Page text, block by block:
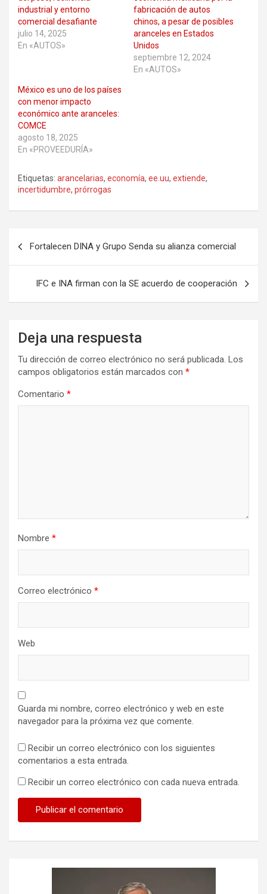
industrial y entorno
comercial desafiante
julio 14, 2025
En «AUTOS»
fabricación de autos
chinos, a pesar de posibles
aranceles en Estados
Unidos
septiembre 12, 2024
En «AUTOS»
México es uno de los países
con menor impacto
económico ante aranceles:
COMCE
agosto 18, 2025
En «PROVEEDURÍA»
Etiquetas: arancelarias, economía, ee.uu, extiende,
incertidumbre, prórrogas
entradas
Fortalecen DINA y Grupo Senda su alianza comercial
IFC e INA firman con la SE acuerdo de cooperación
Deja una respuesta
Tu dirección de correo electrónico no será publicada. Los
campos obligatorios están marcados con *
Comentario *
Nombre *
Correo electrónico *
Web
Guarda mi nombre, correo electrónico y web en este
navegador para la próxima vez que comente.
Recibir un correo electrónico con los siguientes
comentarios a esta entrada.
Recibir un correo electrónico con cada nueva entrada.